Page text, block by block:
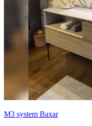
M3 system Baxar